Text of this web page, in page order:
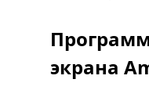
экрана